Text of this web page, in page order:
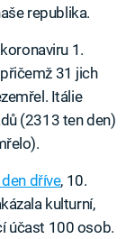
republika.
1.
31 jich
Itálie
(2313 ten den)
dříve, 10.
kulturní,
účast 100 osob.